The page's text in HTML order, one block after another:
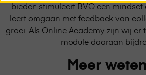
bieden stimuleert BVO een mindset
leert omgaan met feedback van
groei. Als Online Academy zijn wij er
module daaraan
Meer
page